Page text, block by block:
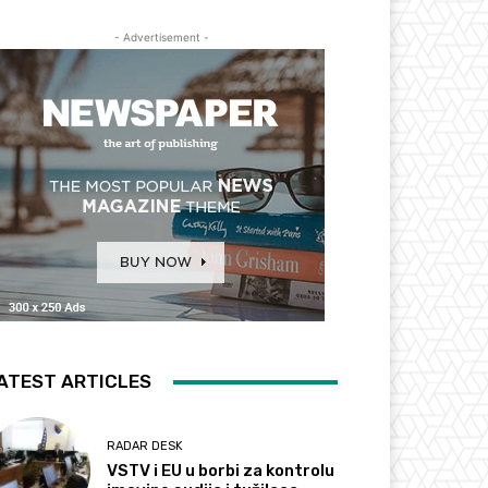
- Advertisement -
ARTICLES
RADAR DESK
VSTV i EU u borbi za kontrolu